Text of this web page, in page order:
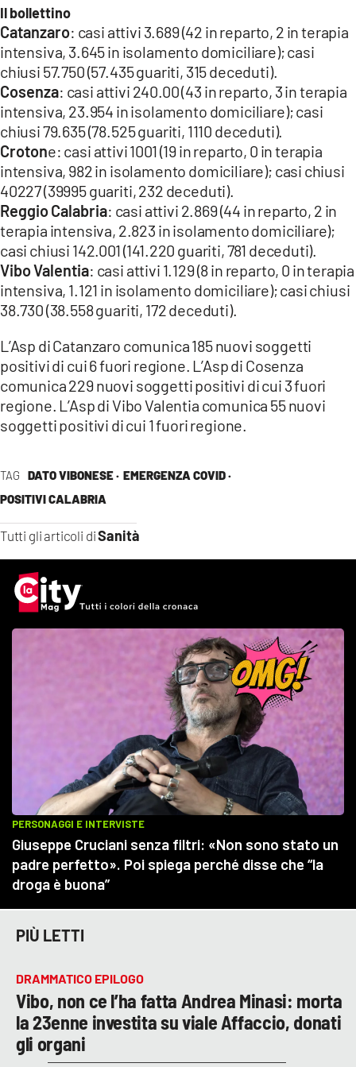
CATANZAROCHANNEL.IT
LACAPITALENEWS.IT
App
ANDROID
APPLE
TAG DATO VIBONESE · EMERGENZA COVID ·
POSITIVI CALABRIA
Tutti gli articoli diSanità
Il bollettino
Catanzaro: casi attivi 3.689 (42 in reparto, 2 in terapia
intensiva, 3.645 in isolamento domiciliare); casi
chiusi 57.750 (57.435 guariti, 315 deceduti).
Cosenza: casi attivi 240.00 (43 in reparto, 3 in terapia
intensiva, 23.954 in isolamento domiciliare); casi
chiusi 79.635 (78.525 guariti, 1110 deceduti).
Crotone: casi attivi 1001 (19 in reparto, 0 in terapia
intensiva, 982 in isolamento domiciliare); casi chiusi
40227 (39995 guariti, 232 deceduti).
Reggio Calabria: casi attivi 2.869 (44 in reparto, 2 in
terapia intensiva, 2.823 in isolamento domiciliare);
casi chiusi 142.001 (141.220 guariti, 781 deceduti).
Vibo Valentia: casi attivi 1.129 (8 in reparto, 0 in terapia
intensiva, 1.121 in isolamento domiciliare); casi chiusi
38.730 (38.558 guariti, 172 deceduti).
L’Asp di Catanzaro comunica 185 nuovi soggetti
positivi di cui 6 fuori regione. L’Asp di Cosenza
comunica 229 nuovi soggetti positivi di cui 3 fuori
regione. L’Asp di Vibo Valentia comunica 55 nuovi
soggetti positivi di cui 1 fuori regione.
PIÙ LETTI
DRAMMATICO EPILOGO
Vibo, non ce l’ha fatta Andrea Minasi: morta
la 23enne investita su viale Affaccio, donati
gli organi